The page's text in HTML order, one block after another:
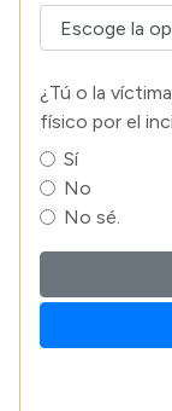
¿Tú o la
físico por el
Sí
No
No sé.